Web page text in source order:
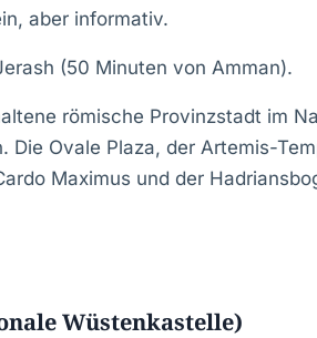
aber informativ.
(50 Minuten von Amman).
römische Provinzstadt im
Ovale Plaza, der Artemis-
Maximus und der
Wüstenkastelle)